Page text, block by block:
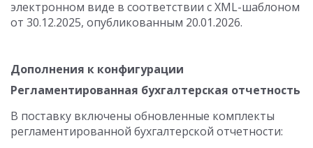
электронном виде в соответствии с XML-шаблоном
от 30.12.2025, опубликованным 20.01.2026.
Дополнения к конфигурации
Регламентированная бухгалтерская отчетность
В поставку включены обновленные комплекты
регламентированной бухгалтерской отчетности: